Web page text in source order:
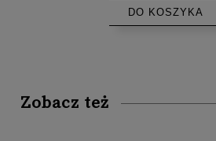
DO KOSZYKA
Zobacz też